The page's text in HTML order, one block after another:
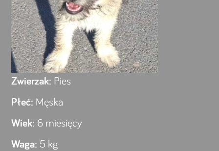
Zwierzak: Pies
Płeć: Męska
Wiek: 6 miesięcy
Waga: 5 kg